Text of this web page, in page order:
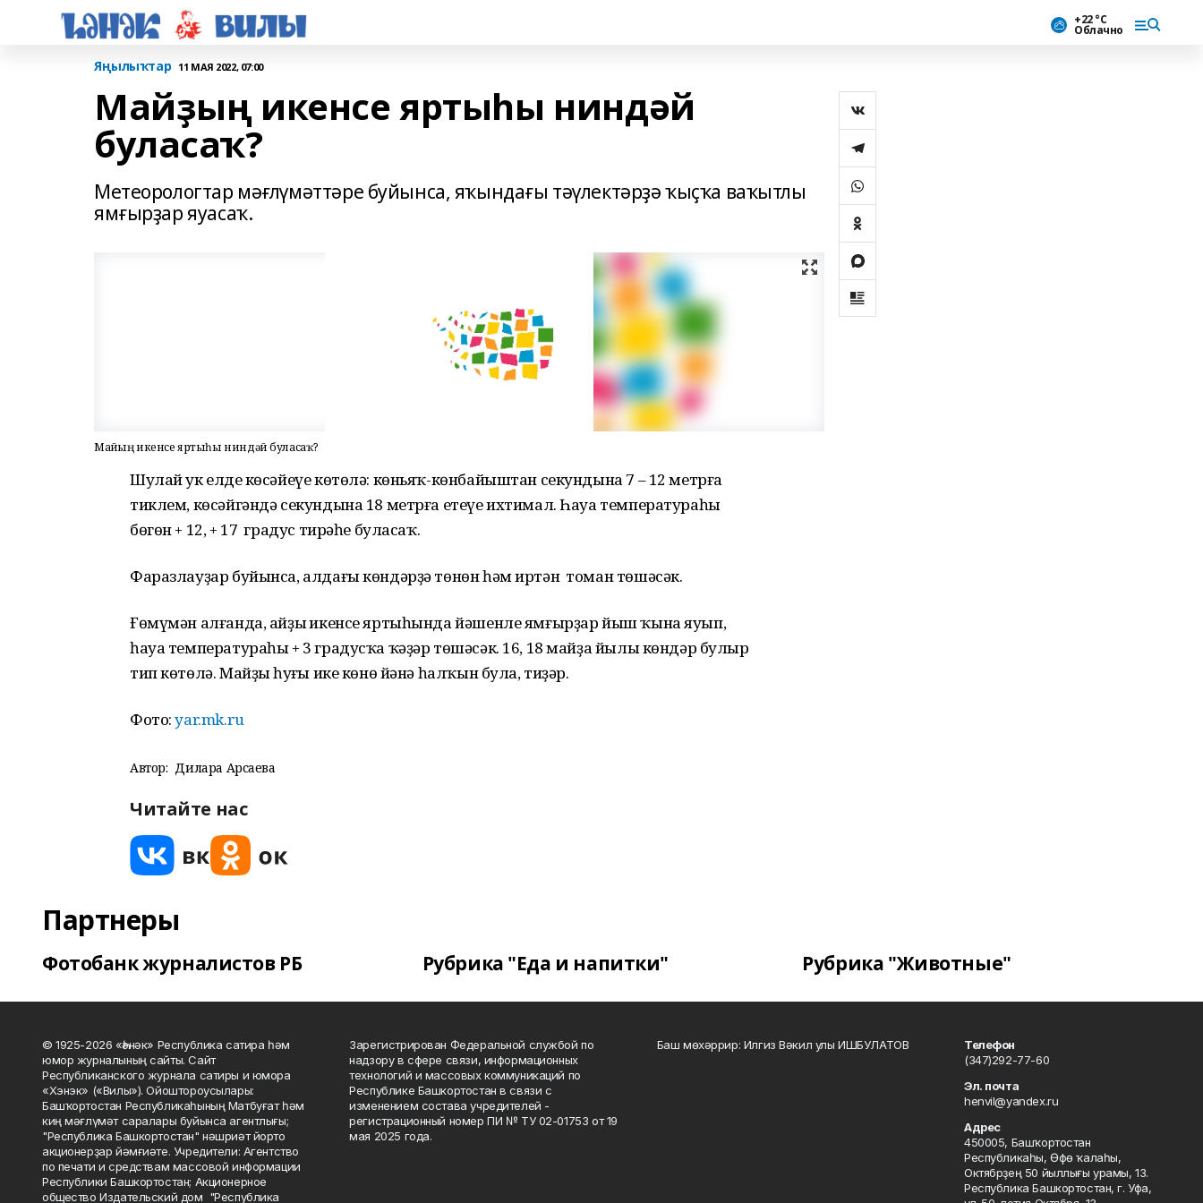
+22 °С
Облачно
Яңылыҡтар 11 МАЯ 2022, 07:00
Майҙың икенсе яртыһы ниндәй
буласаҡ?
Метеорологтар мәғлүмәттәре буйынса, яҡындағы тәүлектәрҙә ҡыҫҡа ваҡытлы
ямғырҙар яуасаҡ.
Майҙың икенсе яртыһы ниндәй буласаҡ?
Шулай ук елдең көсәйеүе көтөлә: көньяҡ-көнбайыштан секундына 7 – 12 метрға
тиклем, көсәйгәндә секундына 18 метрға етеүе ихтимал. Һауа температураһы
бөгөн + 12, + 17 градус тирәһе буласаҡ.
Фаразлауҙар буйынса, алдағы көндәрҙә төнөн һәм иртән томан төшәсәк.
Ғөмүмән алғанда, айҙың икенсе яртыһында йәшенле ямғырҙар йыш ҡына яуып,
һауа температураһы + 3 градусҡа ҡәҙәр төшәсәк. 16, 18 майҙа йылы көндәр булыр
тип көтөлә. Майҙың һуңғы ике көнө йәнә һалҡын була, тиҙәр.
Фото:yar.mk.ru
Автор: Дилара Арсаева
Читайте нас
Партнеры
Фотобанк журналистов РБ Рубрика "Еда и напитки" Рубрика "Животные"
© 1925-2026 «Һәнәк» Республика сатира һәм
юмор журналының сайты. Сайт
Республиканского журнала сатиры и юмора
«Хэнэк» («Вилы»). Ойоштороусылары:
Башҡортостан Республикаһының Матбуғат һәм
киң мәғлүмәт саралары буйынса агентлығы;
"Республика Башкортостан" нәшриәт йорто
акционерҙар йәмғиәте. Учредители: Агентство
по печати и средствам массовой информации
Республики Башкортостан; Акционерное
общество Издательский дом "Республика
Зарегистрирован Федеральной службой по
надзору в сфере связи, информационных
технологий и массовых коммуникаций по
Республике Башкортостан в связи с
изменением состава учредителей -
регистрационный номер ПИ № ТУ 02-01753 от 19
мая 2025 года.
Баш мөхәррир: Илгиз Вәкил улы ИШБУЛАТОВ
Телефон
(347)292-77-60
Эл. почта
henvil@yandex.ru
Адрес
450005, Башҡортостан
Республикаһы, Өфө ҡалаһы,
Октябрҙең 50 йыллығы урамы, 13.
Республика Башкортостан, г. Уфа,